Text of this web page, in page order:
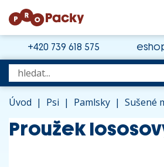
+420 739 618 575
Úvod | Psi | Pamlsky | Sušené
Proužek